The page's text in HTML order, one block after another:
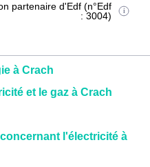
partenaire d'Edf (n°Edf
: 3004)
à Crach
et le gaz à Crach
l'électricité à